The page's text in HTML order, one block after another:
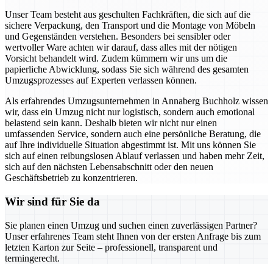
Unser Team besteht aus geschulten Fachkräften, die sich auf die
sichere Verpackung, den Transport und die Montage von Möbeln
und Gegenständen verstehen. Besonders bei sensibler oder
wertvoller Ware achten wir darauf, dass alles mit der nötigen
Vorsicht behandelt wird. Zudem kümmern wir uns um die
papierliche Abwicklung, sodass Sie sich während des gesamten
Umzugsprozesses auf Experten verlassen können.
Als erfahrendes Umzugsunternehmen in Annaberg Buchholz wissen
wir, dass ein Umzug nicht nur logistisch, sondern auch emotional
belastend sein kann. Deshalb bieten wir nicht nur einen
umfassenden Service, sondern auch eine persönliche Beratung, die
auf Ihre individuelle Situation abgestimmt ist. Mit uns können Sie
sich auf einen reibungslosen Ablauf verlassen und haben mehr Zeit,
sich auf den nächsten Lebensabschnitt oder den neuen
Geschäftsbetrieb zu konzentrieren.
Wir sind für Sie da
Sie planen einen Umzug und suchen einen zuverlässigen Partner?
Unser erfahrenes Team steht Ihnen von der ersten Anfrage bis zum
letzten Karton zur Seite – professionell, transparent und
termingerecht.